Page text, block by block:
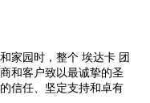
家园时，整个 埃达卡团
和客户致以最诚挚的圣
信任、坚定支持和卓有